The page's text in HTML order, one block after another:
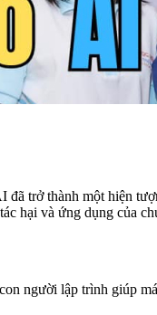
đã trở thành một hiện
hại và ứng dụng của
người lập trình giúp